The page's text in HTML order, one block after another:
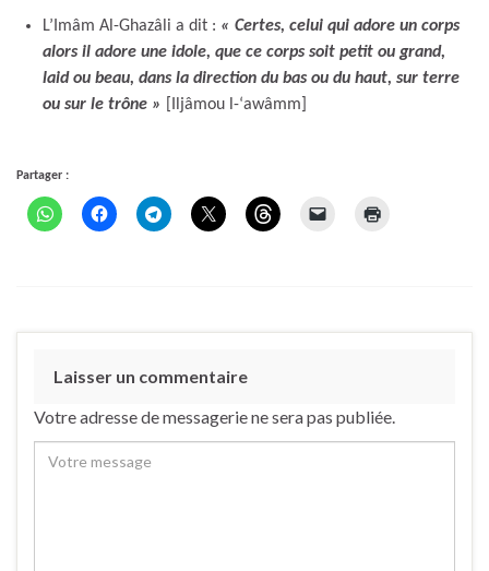
L’Imâm Al-Ghazâli a dit : « Certes, celui qui adore un corps
alors il adore une idole, que ce corps soit petit ou grand,
laid ou beau, dans la direction du bas ou du haut, sur terre
ou sur le trône »
[Iljâmou l-‘awâmm]
Partager :
Laisser un commentaire
Votre adresse de messagerie ne sera pas publiée.